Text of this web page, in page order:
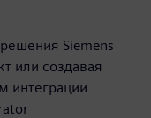
Siemens
или создавая
интеграции